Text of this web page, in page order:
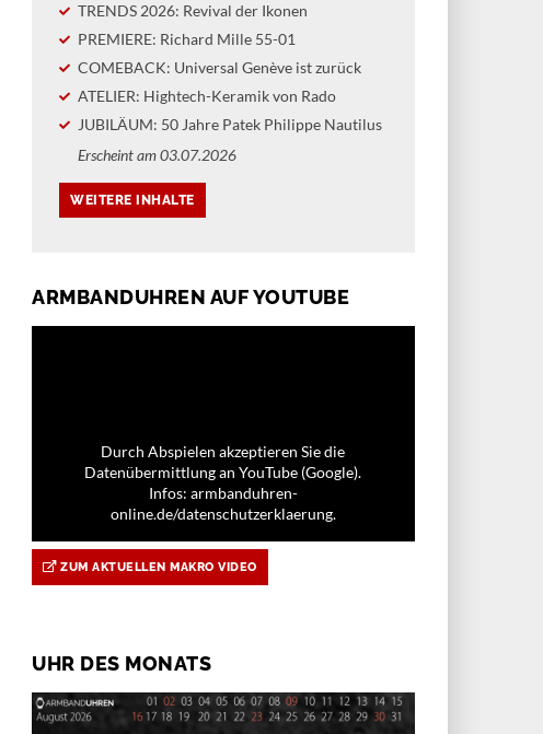
TRENDS 2026: Revival der Ikonen
PREMIERE: Richard Mille 55-01
COMEBACK: Universal Genève ist zurück
ATELIER: Hightech-Keramik von Rado
JUBILÄUM: 50 Jahre Patek Philippe Nautilus
Erscheint am 03.07.2026
ARMBANDUHREN AUF YOUTUBE
Durch Abspielen akzeptieren Sie die
Datenübermittlung an YouTube (Google).
Infos: armbanduhren-
online.de/datenschutzerklaerung.
ZUM AKTUELLEN MAKRO VIDEO
UHR DES MONATS